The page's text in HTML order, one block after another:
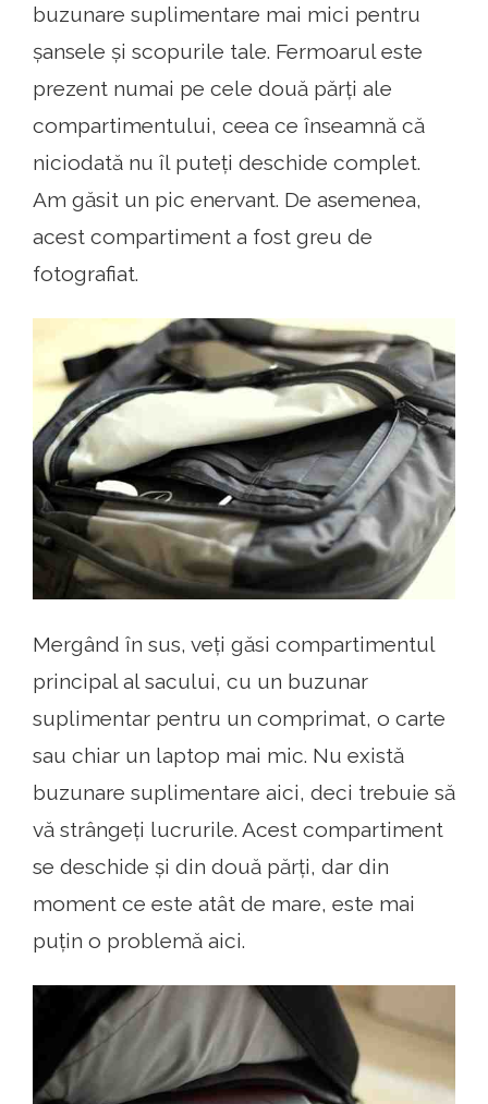
buzunare suplimentare mai mici pentru
șansele și scopurile tale. Fermoarul este
prezent numai pe cele două părți ale
compartimentului, ceea ce înseamnă că
niciodată nu îl puteți deschide complet.
Am găsit un pic enervant. De asemenea,
acest compartiment a fost greu de
fotografiat.
Mergând în sus, veți găsi compartimentul
principal al sacului, cu un buzunar
suplimentar pentru un comprimat, o carte
sau chiar un laptop mai mic. Nu există
buzunare suplimentare aici, deci trebuie să
vă strângeți lucrurile. Acest compartiment
se deschide și din două părți, dar din
moment ce este atât de mare, este mai
puțin o problemă aici.